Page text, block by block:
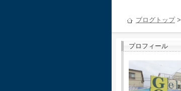
ブログトップ>
プロフィール